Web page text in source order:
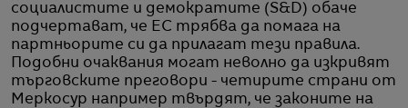
социалистите и демократите (S&D) обаче
подчертават, че ЕС трябва да помага на
партньорите си да прилагат тези правила.
Подобни очаквания могат неволно да изкривят
търговските преговори - четирите страни от
Меркосур например твърдят, че законите на